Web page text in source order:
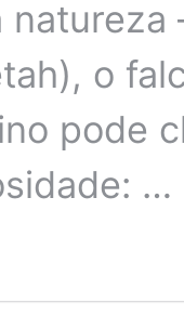
o
pode
…